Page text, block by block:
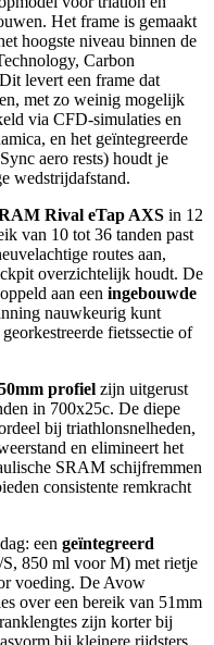
Het frame is gemaakt
hoogste niveau binnen de
Carbon
levert een frame dat
met zo weinig mogelijk
via CFD-simulaties en
en het geïntegreerde
aero rests) houdt je
wedstrijdafstand.
Rival eTap AXS in 12
van 10 tot 36 tanden past
routes aan,
overzichtelijk houdt. De
aan een ingebouwde
nauwkeurig kunt
fietssectie of
profiel zijn uitgerust
in 700x25c. De diepe
bij triathlonsnelheden,
en elimineert het
SRAM schijfremmen
consistente remkracht
een geïntegreerd
850 ml voor M) met rietje
voeding. De Avow
over een bereik van 51mm
zijn korter bij
bij kleinere rijdsters.